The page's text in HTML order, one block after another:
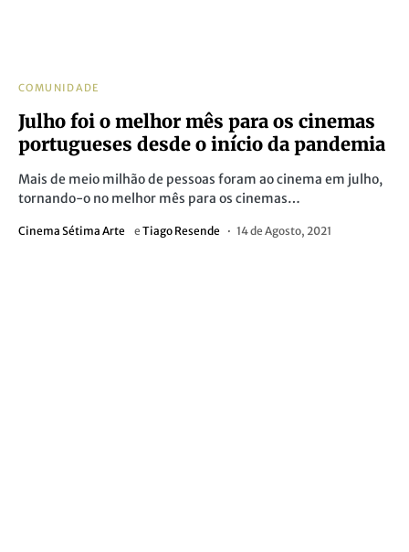
COMUNIDADE
Julho foi o melhor mês para os cinemas
portugueses desde o início da pandemia
Mais de meio milhão de pessoas foram ao cinema em julho,
tornando-o no melhor mês para os cinemas…
Cinema Sétima Arte e Tiago Resende 14 de Agosto, 2021